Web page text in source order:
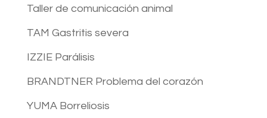
Taller de comunicación animal
TAM Gastritis severa
IZZIE Parálisis
BRANDTNER Problema del corazón
YUMA Borreliosis